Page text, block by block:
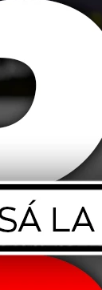
útil del neumático.
que optimizan